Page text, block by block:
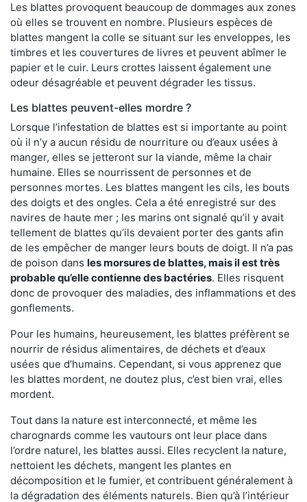
Les blattes provoquent beaucoup de dommages aux zones
où elles se trouvent en nombre. Plusieurs espèces de
blattes mangent la colle se situant sur les enveloppes, les
timbres et les couvertures de livres et peuvent abîmer le
papier et le cuir. Leurs crottes laissent également une
odeur désagréable et peuvent dégrader les tissus.
Les blattes peuvent-elles mordre ?
Lorsque l’infestation de blattes est si importante au point
où il n’y a aucun résidu de nourriture ou d’eaux usées à
manger, elles se jetteront sur la viande, même la chair
humaine. Elles se nourrissent de personnes et de
personnes mortes. Les blattes mangent les cils, les bouts
des doigts et des ongles. Cela a été enregistré sur des
navires de haute mer ; les marins ont signalé qu’il y avait
tellement de blattes qu’ils devaient porter des gants afin
de les empêcher de manger leurs bouts de doigt. Il n’a pas
de poison dans les morsures de blattes, mais il est très
probable qu’elle contienne des bactéries. Elles risquent
donc de provoquer des maladies, des inflammations et des
gonflements.
Pour les humains, heureusement, les blattes préfèrent se
nourrir de résidus alimentaires, de déchets et d’eaux
usées que d’humains. Cependant, si vous apprenez que
les blattes mordent, ne doutez plus, c’est bien vrai, elles
mordent.
Tout dans la nature est interconnecté, et même les
charognards comme les vautours ont leur place dans
l’ordre naturel, les blattes aussi. Elles recyclent la nature,
nettoient les déchets, mangent les plantes en
décomposition et le fumier, et contribuent généralement à
la dégradation des éléments naturels. Bien qu’à l’intérieur